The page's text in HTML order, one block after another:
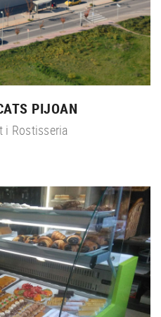
PIJOAN
i Rostisseria